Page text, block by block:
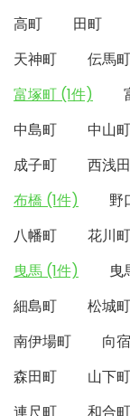
高町
田町
天神町
伝馬町
富塚町 (1件)
中島町
中山町
成子町
西浅田
布橋 (1件)
野
八幡町
花川町
曳馬 (1件)
曳
細島町
松城町
南伊場町
向宿
森田町
山下町